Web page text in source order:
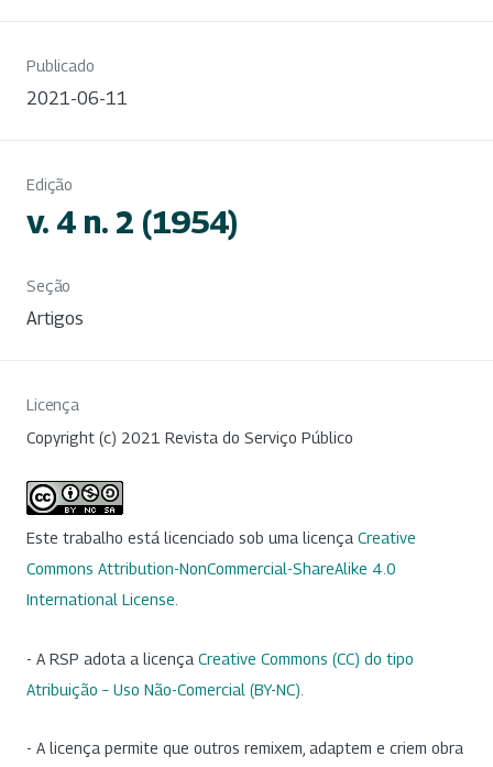
Publicado
2021-06-11
Edição
v. 4 n. 2 (1954)
Seção
Artigos
Licença
Copyright (c) 2021 Revista do Serviço Público
Este trabalho está licenciado sob uma licença Creative
Commons Attribution-NonCommercial-ShareAlike 4.0
International License
- A RSP adota a licença Creative Commons (CC) do tipo
Atribuição – Uso Não-Comercial (BY-NC)
- A licença permite que outros remixem, adaptem e criem obra